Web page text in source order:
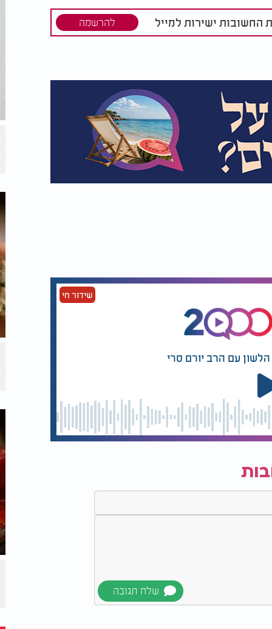
מזלפים מעליהן שמן זית ואופים
תערובת חלקה ומוסיפים לחומוס. אם
לקערה יחד עם שום קצוץ.
היטב ומוסיפים קמח נוסף רק במידת
שמתאימה לכל המשפחה.
החשובות ישירות למייל להרשמה
שידור חי
עם הרב יורם סרי